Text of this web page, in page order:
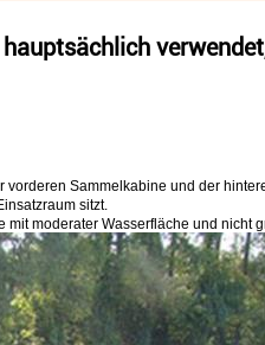
Sammelkabine und der
sitzt.
moderater Wasserfläche und nicht